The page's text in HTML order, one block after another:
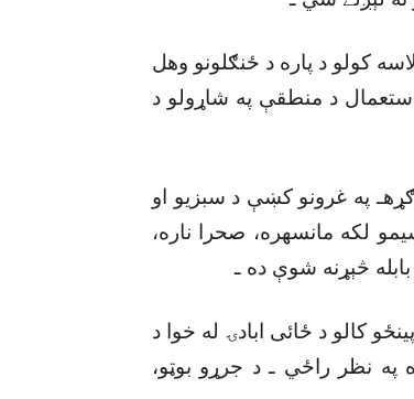
کولو د پاره د ځنګلونو وهل
د منطقې په شاړولو د
په غرونو کښې د سبزيو او
لکه مانسهره، صحرا ناره،
څېړنه شوې ده ـ
کالو د ځائى ابادۍ له خوا د
نظر راځي ـ د جرړو بوټو،